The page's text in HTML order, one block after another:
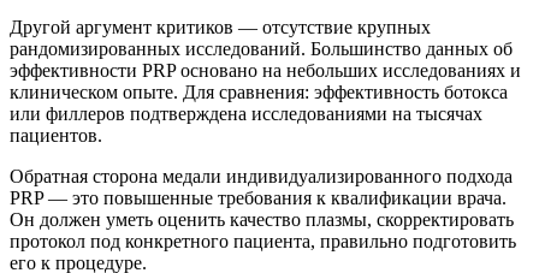
Другой аргумент критиков — отсутствие крупных
рандомизированных исследований. Большинство данных об
эффективности PRP основано на небольших исследованиях и
клиническом опыте. Для сравнения: эффективность ботокса
или филлеров подтверждена исследованиями на тысячах
пациентов.
Обратная сторона медали индивидуализированного подхода
PRP — это повышенные требования к квалификации врача.
Он должен уметь оценить качество плазмы, скорректировать
протокол под конкретного пациента, правильно подготовить
его к процедуре.